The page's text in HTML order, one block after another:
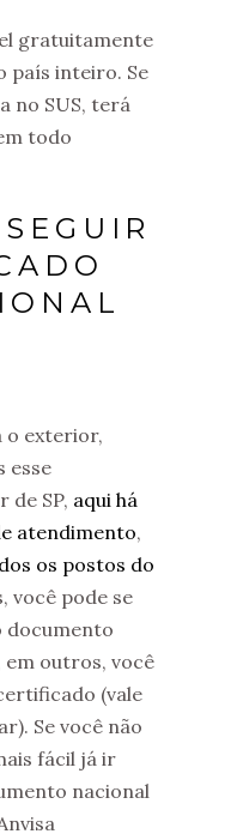
gratuitamente
país inteiro. Se
no SUS, terá
todo
o exterior,
esse
de SP, aqui há
atendimento,
os postos do
você pode se
documento
outros, você
(vale
Se você não
fácil já ir
nacional